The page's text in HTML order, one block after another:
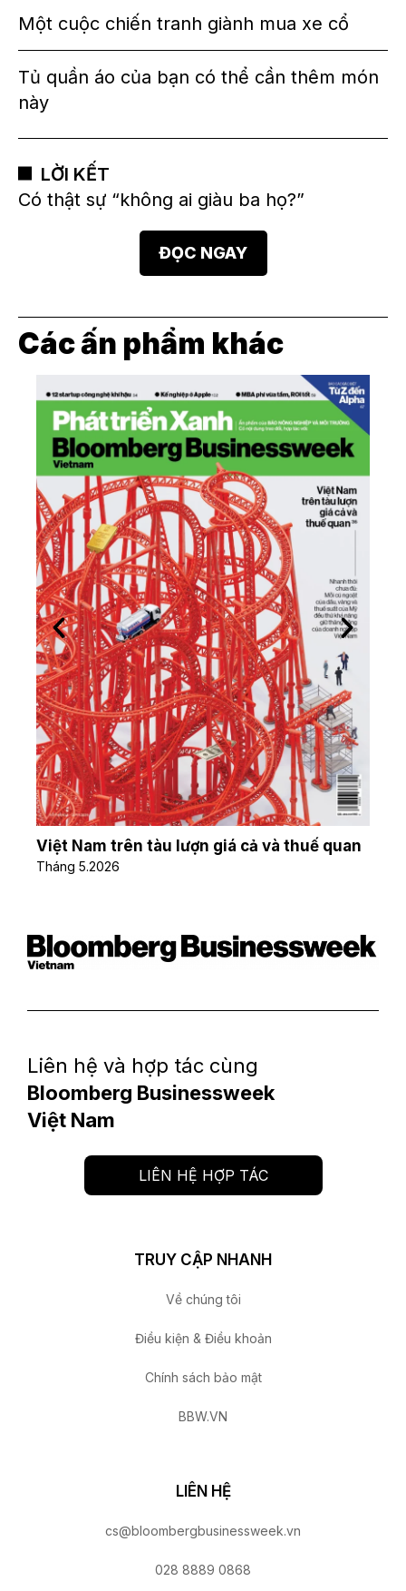
Một cuộc chiến tranh giành mua xe cổ
Tủ quần áo của bạn có thể cần thêm món
này
LỜI KẾT
Có thật sự “không ai giàu ba họ?”
ĐỌC NGAY
Các ấn phẩm khác
Việt Nam trên tàu lượn giá cả và thuế quan
Tháng 5.2026
Liên hệ và hợp tác cùng
Bloomberg Businessweek
Việt Nam
LIÊN HỆ HỢP TÁC
TRUY CẬP NHANH
Về chúng tôi
Điều kiện & Điều khoản
Chính sách bảo mật
BBW.VN
LIÊN HỆ
cs@bloombergbusinessweek.vn
028 8889 0868